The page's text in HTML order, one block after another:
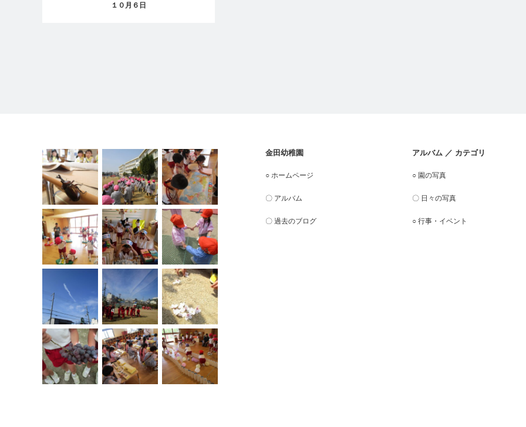
１０月６日
金田幼稚園
○ ホームページ
〇 アルバム
〇 過去のブログ
アルバム ／ カテゴリ
○ 園の写真
〇 日々の写真
○ 行事・イベント